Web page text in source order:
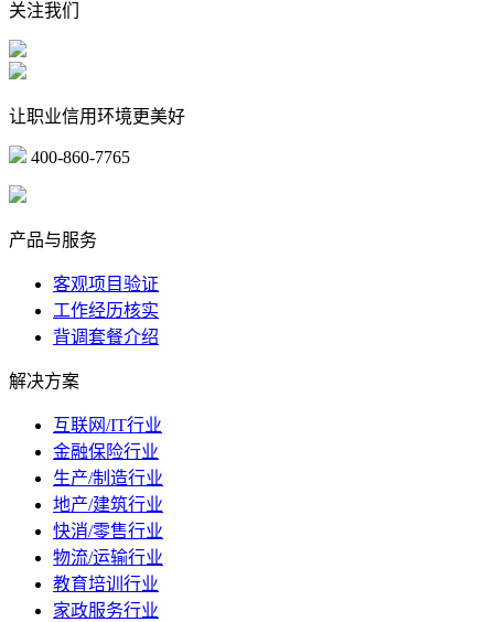
关注我们
让职业信用环境更美好
400-860-7765
产品与服务
客观项目验证
工作经历核实
背调套餐介绍
解决方案
互联网/IT行业
金融保险行业
生产/制造行业
地产/建筑行业
快消/零售行业
物流/运输行业
教育培训行业
家政服务行业